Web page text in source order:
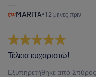
MARITA•12 μήνες πριν
Τέλεια ευχαριστώ!
Εξυπηρετήθηκε από Σπύρος